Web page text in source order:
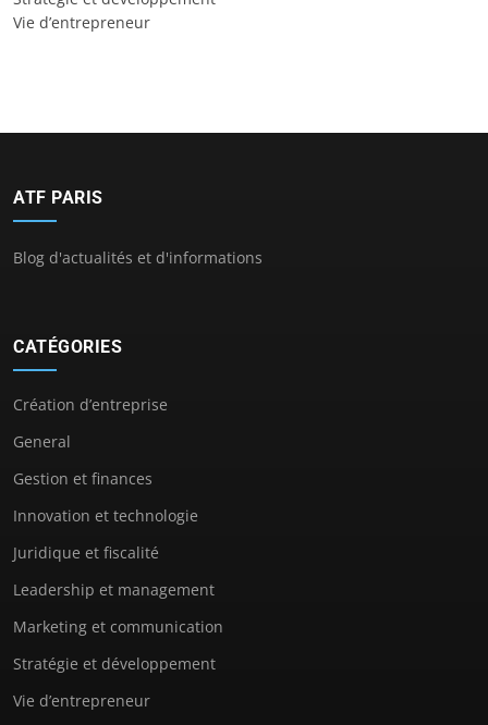
Vie d’entrepreneur
ATF PARIS
Blog d'actualités et d'informations
CATÉGORIES
Création d’entreprise
General
Gestion et finances
Innovation et technologie
Juridique et fiscalité
Leadership et management
Marketing et communication
Stratégie et développement
Vie d’entrepreneur